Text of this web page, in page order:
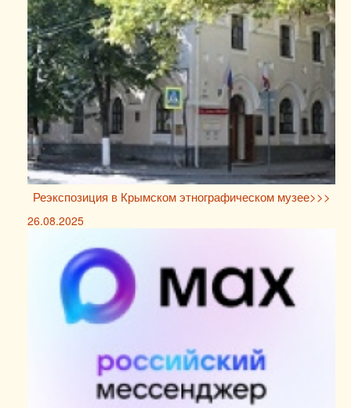
Реэкспозиция в Крымском этнографическом музее>>>
26.08.2025